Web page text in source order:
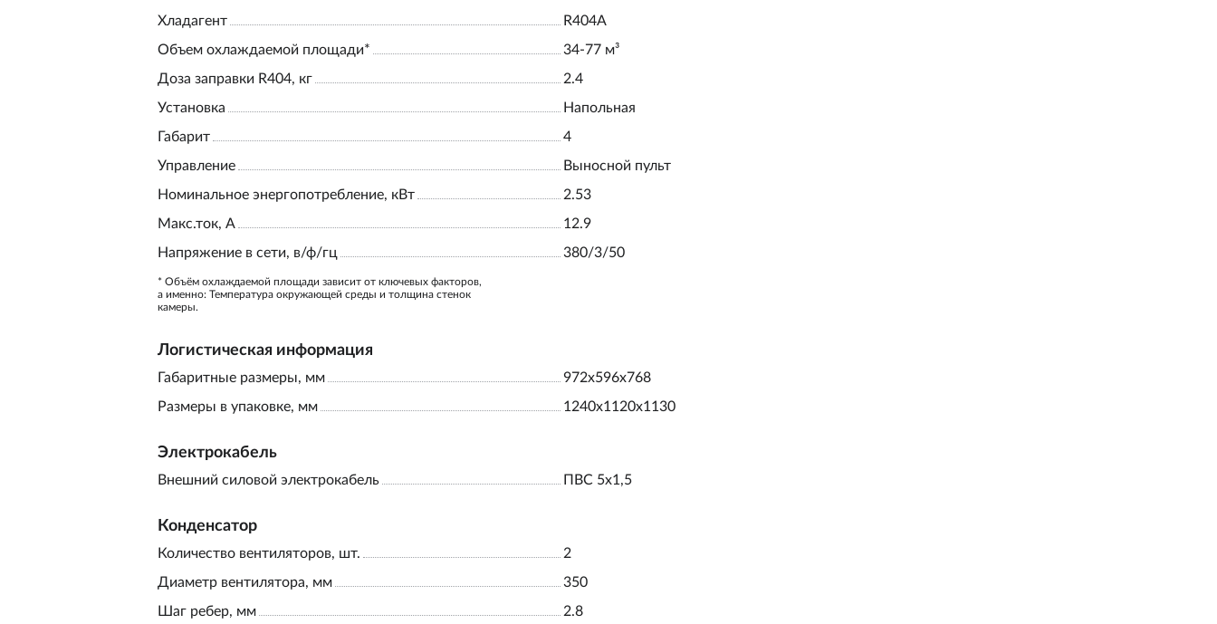
Хладагент
R404A
Объем охлаждаемой площади*
34-77 м³
Доза заправки R404, кг
2.4
Установка
Напольная
Габарит
4
Управление
Выносной пульт
Номинальное энергопотребление, кВт
2.53
Макс.ток, А
12.9
Напряжение в сети, в/ф/гц
380/3/50
* Объём охлаждаемой площади зависит от ключевых факторов,
а именно: Температура окружающей среды и толщина стенок
камеры.
Логистическая информация
Габаритные размеры, мм
972x596x768
Размеры в упаковке, мм
1240x1120x1130
Электрокабель
Внешний силовой электрокабель ПВС 5х1,5
Конденсатор
Количество вентиляторов, шт.
2
Диаметр вентилятора, мм
350
Шаг ребер, мм
2.8